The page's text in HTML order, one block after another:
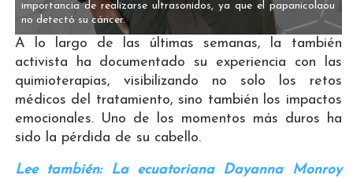
importancia de realizarse ultrasonidos, ya que el papanicolaou
no detectó su cáncer.
A lo largo de las últimas semanas, la también
activista ha documentado su experiencia con las
quimioterapias, visibilizando no solo los retos
médicos del tratamiento, sino también los impactos
emocionales. Uno de los momentos más duros ha
sido la pérdida de su cabello.
Lee también: La ecuatoriana Dayanna Monroy